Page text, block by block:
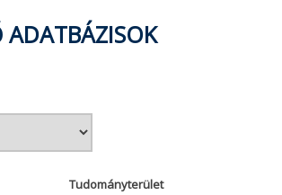
ADATBÁZISOK
Tudományterület